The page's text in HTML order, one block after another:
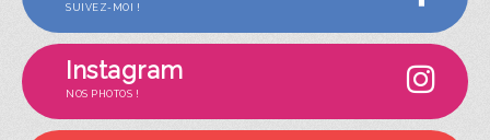
SUIVEZ-MOI !
Instagram
NOS PHOTOS !